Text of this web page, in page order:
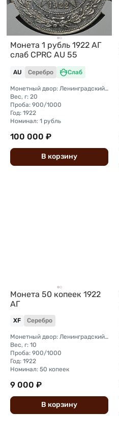
Монета 1 рубль 1922 АГ
слаб CPRC AU 55
AU Серебро Слаб
Монетный двор: Ленинградский (ЛМД)
Вес, г: 20
Проба: 900/1000
Год: 1922
Номинал: 1 рубль
100 000 ₽
В корзину
Монета 50 копеек 1922
АГ
XF Серебро
Монетный двор: Ленинградский (ЛМД)
Вес, г: 10
Проба: 900/1000
Год: 1922
Номинал: 50 копеек
9 000 ₽
В корзину